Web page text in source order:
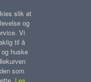
slik at
og
Vi
til å
huske
som
Les